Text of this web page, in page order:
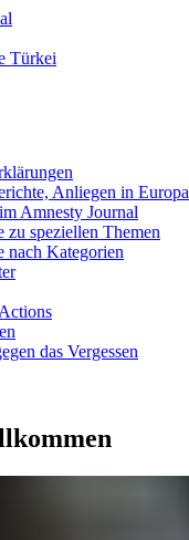
Türkei
Anliegen in Europa
Amnesty Journal
zu speziellen Themen
nach Kategorien
das Vergessen